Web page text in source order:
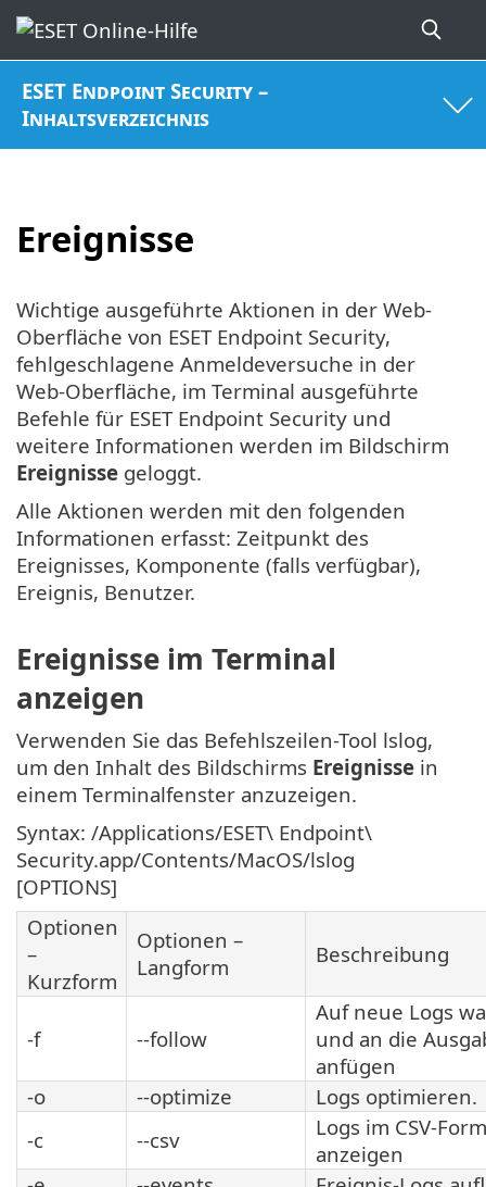
ESET Endpoint Security –
Inhaltsverzeichnis
Ereignisse
Wichtige ausgeführte Aktionen in der Web-
Oberfläche von ESET Endpoint Security,
fehlgeschlagene Anmeldeversuche in der
Web-Oberfläche, im Terminal ausgeführte
Befehle für ESET Endpoint Security und
weitere Informationen werden im Bildschirm
Ereignisse geloggt.
Alle Aktionen werden mit den folgenden
Informationen erfasst: Zeitpunkt des
Ereignisses, Komponente (falls verfügbar),
Ereignis, Benutzer.
Ereignisse im Terminal
anzeigen
Verwenden Sie das Befehlszeilen-Tool lslog,
um den Inhalt des Bildschirms Ereignisse in
einem Terminalfenster anzuzeigen.
Syntax: /Applications/ESET\ Endpoint\
Security.app/Contents/MacOS/lslog
[OPTIONS]
Optionen
–
Kurzform
Optionen –
Langform
Beschreibung
-f --follow
Auf neue Logs
und an die
anfügen
-o
--optimize
Logs optimieren.
-c
--csv
Logs im CSV-
anzeigen